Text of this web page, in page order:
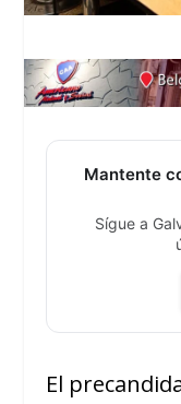
Mantente
Sígue a
El